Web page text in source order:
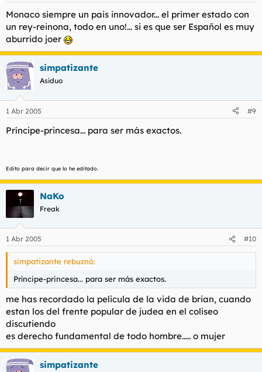
Monaco siempre un pais innovador... el primer estado con
un rey-reinona, todo en uno!... si es que ser Español es muy
aburrido joer
simpatizante
Asiduo
1 Abr 2005 #9
Príncipe-princesa... para ser más exactos.
Edito para decir que lo he editado.
NaKo
Freak
1 Abr 2005 #10
simpatizante rebuznó:
Príncipe-princesa... para ser más exactos.
me has recordado la pelicula de la vida de brian, cuando
estan los del frente popular de judea en el coliseo
discutiendo
es derecho fundamental de todo hombre..... o mujer
simpatizante